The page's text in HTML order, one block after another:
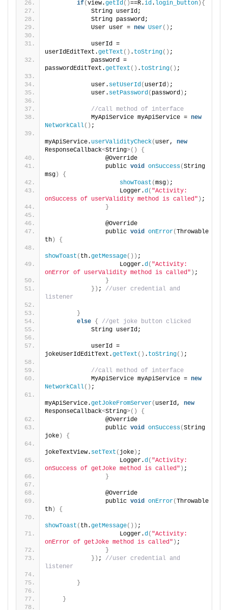
if(view.getId ()==R.id . login_button){
            String userId;
            String password;
            User user =
new User() ;
            userId =
userIdEditText.getText () . toString() ;
            password =
passwordEditText.getText () . toString() ;
            user.
setUserId ( userId ) ;
            user.
setPassword ( password ) ;
//call method of interface
            MyApiService myApiService =
new
NetworkCall() ;
myApiService. userValidityCheck( user, new
ResponseCallback<String>()
{
                @Override
                public
void onSuccess(String
msg)
{
showToast (msg) ;
                    Logger.
d ( "Activity:
onSuccess of userValidity method is called" ) ;
}
                @Override
                public
void onError(Throwable
th) {
showToast ( th.getMessage()) ;
                    Logger.
d ( "Activity:
onError of userValidity method is called" ) ;
}
}) ; //user credential and
listener
}
else { //get joke button clicked
            String userId;
            userId =
jokeUserIdEditText.getText () . toString() ;
//call method of interface
            MyApiService myApiService =
new
NetworkCall() ;
myApiService.getJokeFromServer( userId, new
ResponseCallback<String>()
{
                @Override
                public
void onSuccess(String
joke) {
jokeTextView. setText ( joke) ;
                    Logger.
d ( "Activity:
onSuccess of getJoke method is called" ) ;
}
                @Override
                public
void onError(Throwable
th) {
showToast ( th.getMessage()) ;
                    Logger.
d ( "Activity:
onError of getJoke method is called" ) ;
}
}) ; //user credential and
listener
}
}